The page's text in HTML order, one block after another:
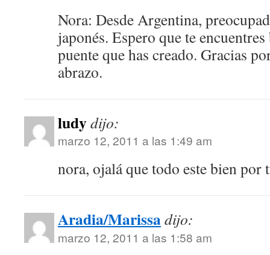
Nora: Desde Argentina,
japonés. Espero que te
puente que has creado. Gracias
abrazo.
ludydijo:
marzo 12, 2011 a las 1:49 am
nora, ojalá que todo este bien por
Aradia/Marissadijo:
marzo 12, 2011 a las 1:58 am